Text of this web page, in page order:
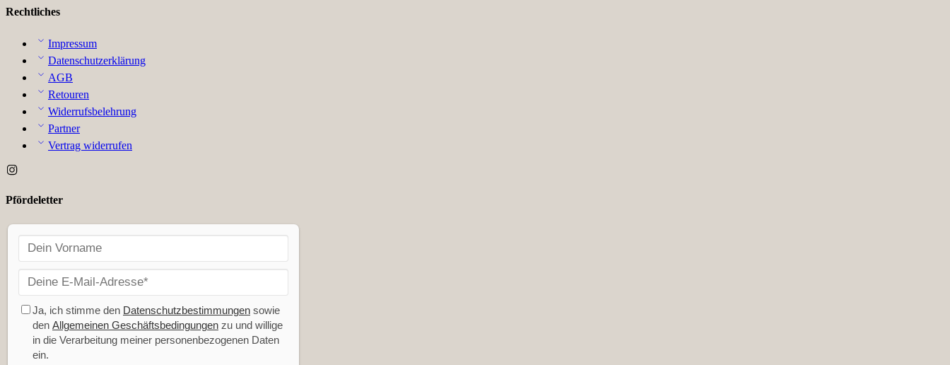
Rechtliches
Impressum
Datenschutzerklärung
AGB
Retouren
Widerrufsbelehrung
Partner
Vertrag widerrufen
Pfördeletter